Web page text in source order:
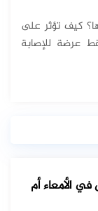
كيف تؤثر على
عرضة للإصابة
الأمعاء أم